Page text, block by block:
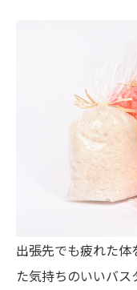
出張先でも疲れた
た気持ちのいいバス